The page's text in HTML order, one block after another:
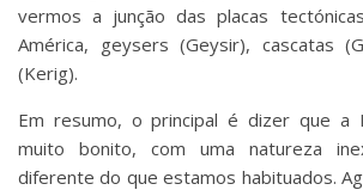
vermos a junção das placas
América, geysers (Geysir), cascatas
(Kerig).
Em resumo, o principal é dizer que a
muito bonito, com uma natureza
diferente do que estamos habituados.